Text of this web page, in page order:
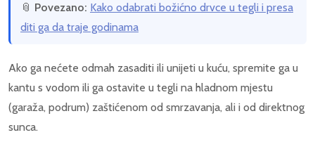
📎 Povezano: Kako odabrati božićno drvce u tegli i presa
diti ga da traje godinama
Ako ga nećete odmah zasaditi ili unijeti u kuću, spremite ga u
kantu s vodom ili ga ostavite u tegli na hladnom mjestu
(garaža, podrum) zaštićenom od smrzavanja, ali i od direktnog
sunca.